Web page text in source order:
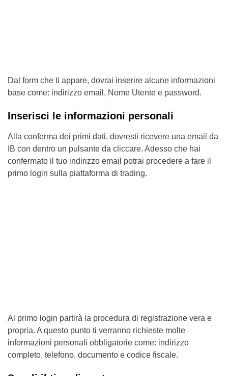
Dal form che ti appare, dovrai inserire alcune informazioni
base come: indirizzo email, Nome Utente e password.
Inserisci le informazioni personali
Alla conferma dei primi dati, dovresti ricevere una email da
IB con dentro un pulsante da cliccare. Adesso che hai
confermato il tuo indirizzo email potrai procedere a fare il
primo login sulla piattaforma di trading.
Al primo login partirà la procedura di registrazione vera e
propria. A questo punto ti verranno richieste molte
informazioni personali obbligatorie come: indirizzo
completo, telefono, documento e codice fiscale.